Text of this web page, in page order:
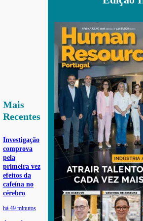
Mais
Recentes
Investigação
comprova
pela
primeira vez
efeitos da
cafeína no
cérebro
há 49 minutos